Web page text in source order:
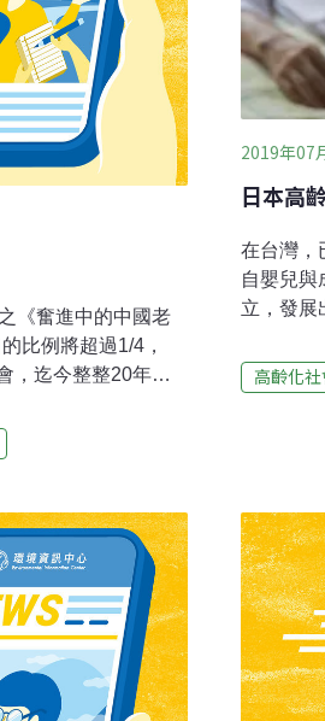
《奮進中的中國老
比例將超過1/4，
，迄今整整20年。
的19年間，中國老
2億的國家。報導認
展，中國正推動老
（2019）年一月發
億，占總人口的
2019年07
日本高
在台灣，
自嬰兒與
立，發展
噸）。而
這10年間
13000平
的話，等
計。比起
高齡化